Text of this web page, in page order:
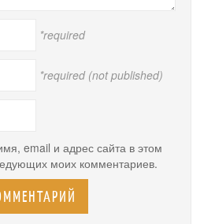
*required
*required (not published)
email и адрес сайта в этом
моих комментариев.